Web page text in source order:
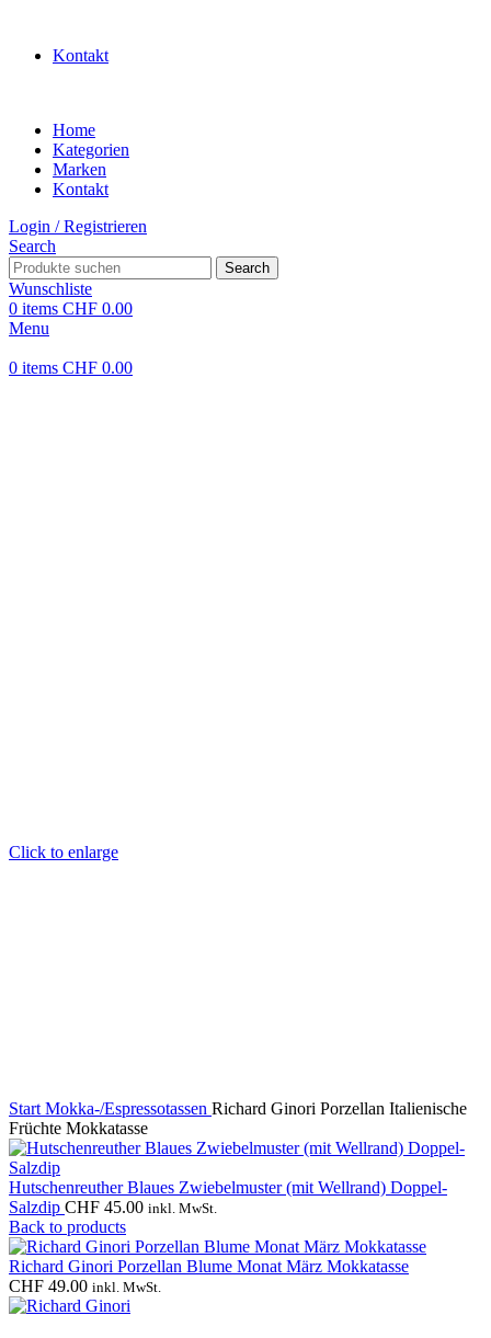
Kontakt
Home
Kategorien
Marken
Kontakt
Login / Registrieren
Search
Search
Wunschliste
0 items CHF 0.00
Menu
0 items CHF 0.00
Click to enlarge
Start Mokka-/Espressotassen Richard Ginori Porzellan Italienische
Früchte Mokkatasse
Hutschenreuther Blaues Zwiebelmuster (mit Wellrand) Doppel-
Salzdip CHF 45.00 inkl. MwSt.
Back to products
Richard Ginori Porzellan Blume Monat März Mokkatasse
CHF 49.00 inkl. MwSt.